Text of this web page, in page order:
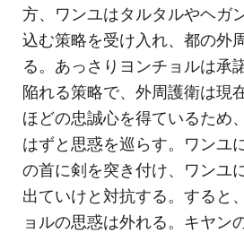
方、ワンユはタルタルやヘガ
込む策略を受け入れ、都の外
る。あっさりヨンチョルは承
陥れる策略で、外周護衛は現
ほどの忠誠心を得ているため
はずと思惑を巡らす。ワンユ
の首に剣を突き付け、ワンユ
出ていけと対抗する。すると
ョルの思惑は外れる。キヤン